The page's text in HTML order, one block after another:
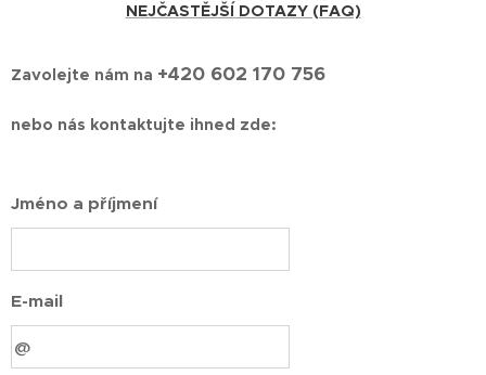
NEJČASTĚJŠÍ DOTAZY (FAQ)
Zavolejte nám na +420 602 170 756
nebo nás kontaktujte ihned zde:
Jméno a příjmení
E-mail